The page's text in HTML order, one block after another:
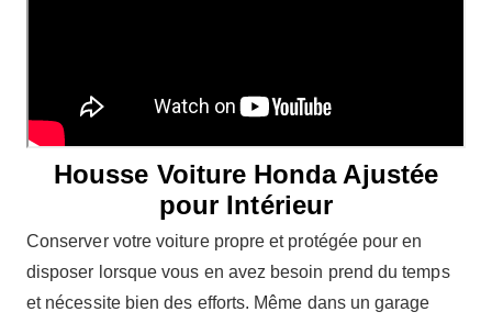
Housse Voiture Honda Ajustée
pour Intérieur
Conserver votre voiture propre et protégée pour en
disposer lorsque vous en avez besoin prend du temps
et nécessite bien des efforts. Même dans un garage